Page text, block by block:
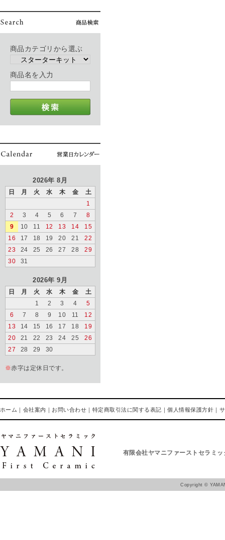
商品カテゴリから選ぶ
商品名を入力
2026年 8月
日 月 火 水 木 金
土
1
2
3 4 5 6 7
8
9
10 11 12 13 14
15
16
17 18 19 20 21
22
23
24 25 26 27 28
29
30
31
2026年 9月
日 月 火 水 木 金
土
1
2 3 4
5
6
7 8 9 10 11
12
13
14 15 16 17 18
19
20
21 22 23 24 25
26
27
28 29 30
※赤字は定休日です。
ホーム ｜ 会社案内 ｜ お問い合わせ ｜ 特定商取引法に関する表記 ｜個人情報保護方針 ｜
有限会社ヤマニファーストセラミッ
Copyright ©